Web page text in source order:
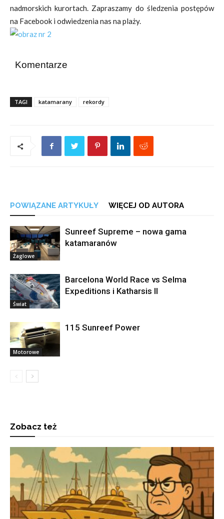
nadmorskich kurortach. Zapraszamy do śledzenia postępów
na Facebook i odwiedzenia nas na plaży.
Komentarze
TAGI katamarany rekordy
POWIĄZANE ARTYKUŁY WIĘCEJ OD AUTORA
Żaglowe
Sunreef Supreme – nowa gama
katamaranów
Świat
Barcelona World Race vs Selma
Expeditions i Katharsis II
Motorowe
115 Sunreef Power
Zobacz też